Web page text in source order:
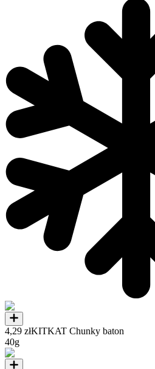
4,29 złKITKAT Chunky baton
40g